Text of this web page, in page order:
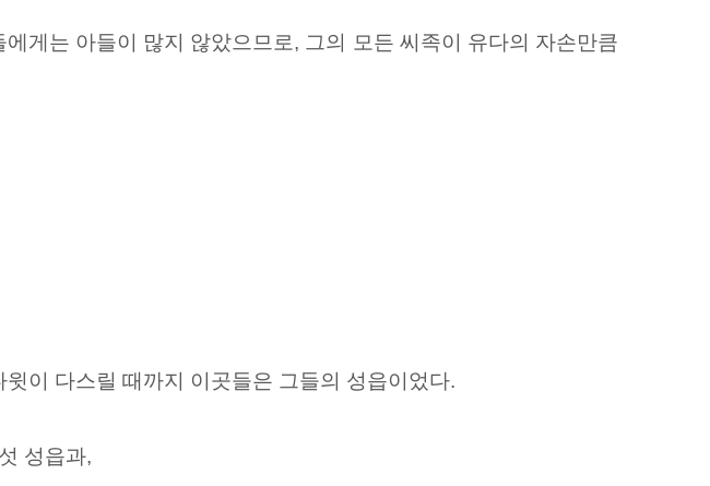
게는 아들이 많지 않았으므로, 그의 모든 씨족이 유다의 자손만큼
이 다스릴 때까지 이곳들은 그들의 성읍이었다.
성읍과,